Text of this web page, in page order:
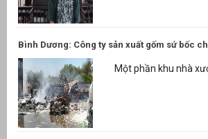
Bình Dương: Công ty sản xuất gốm sứ bốc
Một phần khu nhà